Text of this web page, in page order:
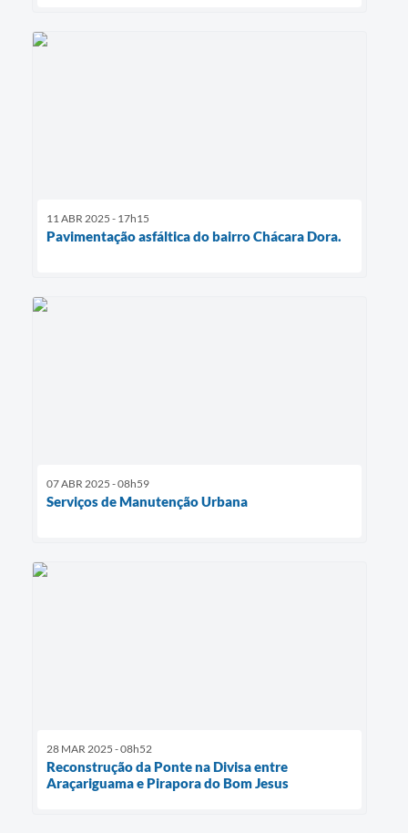
11 ABR 2025 - 17h15
Pavimentação asfáltica do bairro Chácara Dora.
07 ABR 2025 - 08h59
Serviços de Manutenção Urbana
28 MAR 2025 - 08h52
Reconstrução da Ponte na Divisa entre
Araçariguama e Pirapora do Bom Jesus